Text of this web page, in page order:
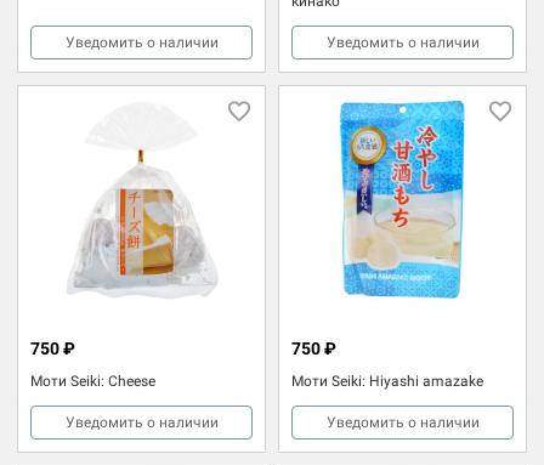
Уведомить о наличии Уведомить о наличии
Моти Seiki: Cheese
750 ₽
Уведомить о наличии
Моти Seiki: Hiyashi amazake
750 ₽
Уведомить о наличии